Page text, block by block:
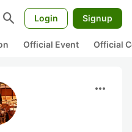
search Login Signup
Official Event Official
more_horiz